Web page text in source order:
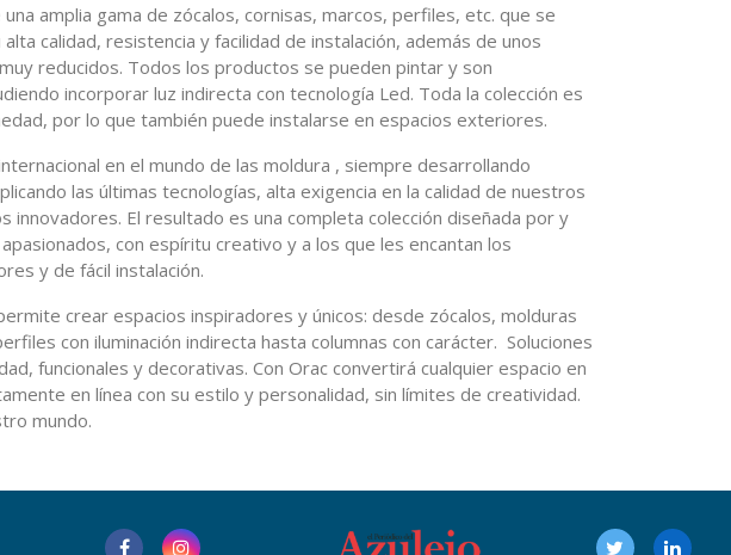
amplia gama de zócalos, cornisas, marcos, perfiles, etc. que se
calidad, resistencia y facilidad de instalación, además de unos
reducidos. Todos los productos se pueden pintar y son
incorporar luz indirecta con tecnología Led. Toda la colección es
por lo que también puede instalarse en espacios exteriores.
en el mundo de las moldura , siempre desarrollando
las últimas tecnologías, alta exigencia en la calidad de nuestros
innovadores. El resultado es una completa colección diseñada por y
con espíritu creativo y a los que les encantan los
y de fácil instalación.
crear espacios inspiradores y únicos: desde zócalos, molduras
con iluminación indirecta hasta columnas con carácter. Soluciones
funcionales y decorativas. Con Orac convertirá cualquier espacio en
en línea con su estilo y personalidad, sin límites de creatividad.
mundo.